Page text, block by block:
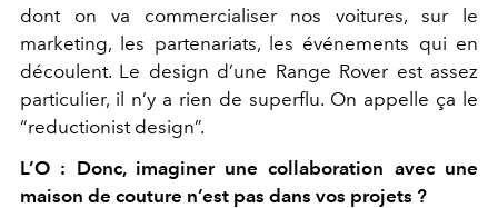
dont on va commercialiser nos voitures, sur le
marketing, les partenariats, les événements qui en
découlent. Le design d’une Range Rover est assez
particulier, il n’y a rien de superflu. On appelle ça le
“reductionist design”.
L’O : Donc, imaginer une collaboration avec une
maison de couture n’est pas dans vos projets ?